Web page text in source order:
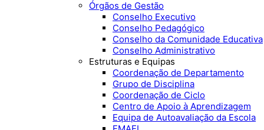
Órgãos de Gestão
Conselho Executivo
Conselho Pedagógico
Conselho da Comunidade Educativa
Conselho Administrativo
Estruturas e Equipas
Coordenação de Departamento
Grupo de Disciplina
Coordenação de Ciclo
Centro de Apoio à Aprendizagem
Equipa de Autoavaliação da Escola